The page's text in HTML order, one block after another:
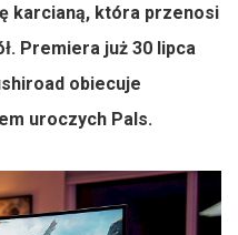
karcianą, która przenosi
Premiera już 30 lipca
obiecuje
uroczych Pals.